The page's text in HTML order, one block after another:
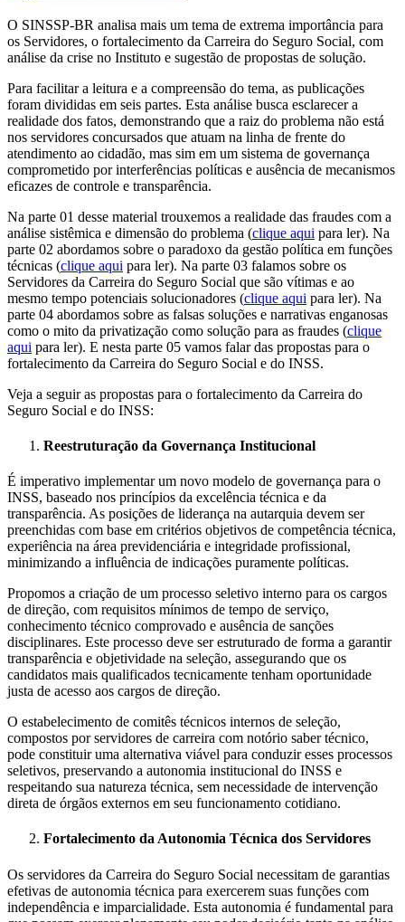
O SINSSP-BR analisa mais um tema de extrema importância para
os Servidores, o fortalecimento da Carreira do Seguro Social, com
análise da crise no Instituto e sugestão de propostas de solução.
Para facilitar a leitura e a compreensão do tema, as publicações
foram divididas em seis partes. Esta análise busca esclarecer a
realidade dos fatos, demonstrando que a raiz do problema não está
nos servidores concursados que atuam na linha de frente do
atendimento ao cidadão, mas sim em um sistema de governança
comprometido por interferências políticas e ausência de mecanismos
eficazes de controle e transparência.
Na parte 01 desse material trouxemos a realidade das fraudes com a
análise sistêmica e dimensão do problema (clique aqui para ler). Na
parte 02 abordamos sobre o paradoxo da gestão política em funções
técnicas (clique aqui para ler). Na parte 03 falamos sobre os
Servidores da Carreira do Seguro Social que são vítimas e ao
mesmo tempo potenciais solucionadores (clique aqui para ler). Na
parte 04 abordamos sobre as falsas soluções e narrativas enganosas
como o mito da privatização como solução para as fraudes (clique
aqui para ler). E nesta parte 05 vamos falar das propostas para o
fortalecimento da Carreira do Seguro Social e do INSS.
Veja a seguir as propostas para o fortalecimento da Carreira do
Seguro Social e do INSS:
Reestruturação da Governança Institucional
É imperativo implementar um novo modelo de governança para o
INSS, baseado nos princípios da excelência técnica e da
transparência. As posições de liderança na autarquia devem ser
preenchidas com base em critérios objetivos de competência técnica,
experiência na área previdenciária e integridade profissional,
minimizando a influência de indicações puramente políticas.
Propomos a criação de um processo seletivo interno para os cargos
de direção, com requisitos mínimos de tempo de serviço,
conhecimento técnico comprovado e ausência de sanções
disciplinares. Este processo deve ser estruturado de forma a garantir
transparência e objetividade na seleção, assegurando que os
candidatos mais qualificados tecnicamente tenham oportunidade
justa de acesso aos cargos de direção.
O estabelecimento de comitês técnicos internos de seleção,
compostos por servidores de carreira com notório saber técnico,
pode constituir uma alternativa viável para conduzir esses processos
seletivos, preservando a autonomia institucional do INSS e
respeitando sua natureza técnica, sem necessidade de intervenção
direta de órgãos externos em seu funcionamento cotidiano.
Fortalecimento da Autonomia Técnica dos Servidores
Os servidores da Carreira do Seguro Social necessitam de garantias
efetivas de autonomia técnica para exercerem suas funções com
independência e imparcialidade. Esta autonomia é fundamental para